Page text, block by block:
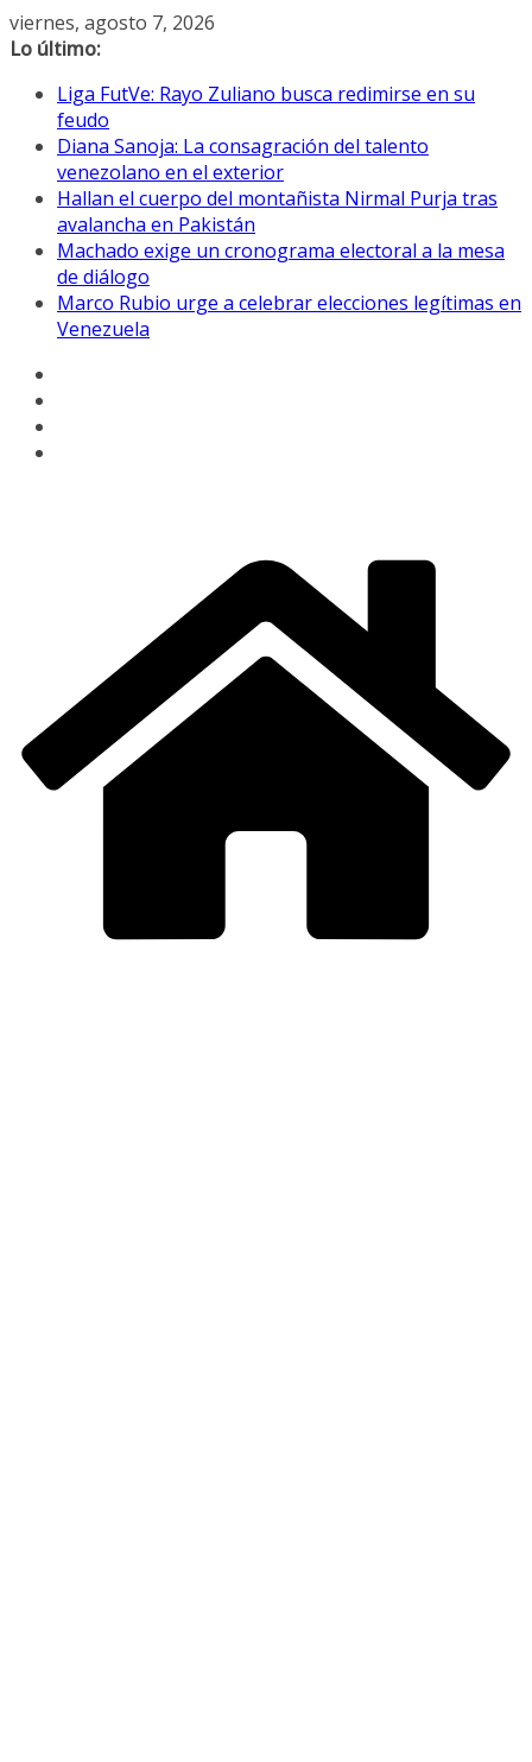
Saltar
al
viernes, agosto 7, 2026
Lo último:
Liga FutVe: Rayo Zuliano busca redimirse en su
feudo
Diana Sanoja: La consagración del talento
venezolano en el exterior
Hallan el cuerpo del montañista Nirmal Purja tras
avalancha en Pakistán
Machado exige un cronograma electoral a la mesa
de diálogo
Marco Rubio urge a celebrar elecciones legítimas en
Venezuela